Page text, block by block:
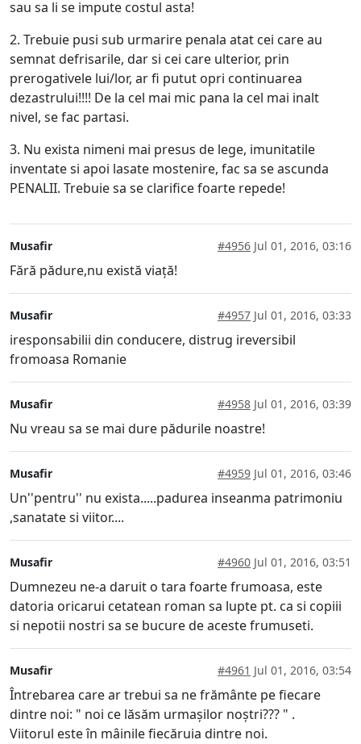
sau sa li se impute costul asta!
2. Trebuie pusi sub urmarire penala atat cei care au
semnat defrisarile, dar si cei care ulterior, prin
prerogativele lui/lor, ar fi putut opri continuarea
dezastrului!!!! De la cel mai mic pana la cel mai inalt
nivel, se fac partasi.
3. Nu exista nimeni mai presus de lege, imunitatile
inventate si apoi lasate mostenire, fac sa se ascunda
PENALII. Trebuie sa se clarifice foarte repede!
Musafir #4956 Jul 01, 2016, 03:16
Fără pădure,nu există viață!
Musafir #4957 Jul 01, 2016, 03:33
iresponsabilii din conducere, distrug ireversibil
fromoasa Romanie
Musafir #4958 Jul 01, 2016, 03:39
Nu vreau sa se mai dure pădurile noastre!
Musafir #4959 Jul 01, 2016, 03:46
Un''pentru'' nu exista.....padurea inseanma patrimoniu
,sanatate si viitor....
Musafir #4960 Jul 01, 2016, 03:51
Dumnezeu ne-a daruit o tara foarte frumoasa, este
datoria oricarui cetatean roman sa lupte pt. ca si copiii
si nepotii nostri sa se bucure de aceste frumuseti.
Musafir #4961 Jul 01, 2016, 03:54
Întrebarea care ar trebui sa ne frământe pe fiecare
dintre noi: " noi ce lăsăm urmașilor noștri??? " .
Viitorul este în mâinile fiecăruia dintre noi.